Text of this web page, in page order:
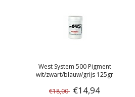
West System 500 Pigment
wit/zwart/blauw/grijs 125gr
€18,00 €14,94